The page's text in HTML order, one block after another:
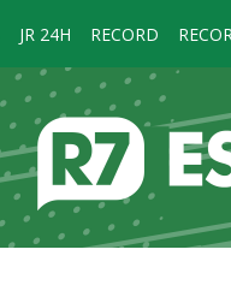
JR 24H RECORD